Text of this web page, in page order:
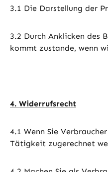
3.1 Die Darstellung der
3.2 Durch Anklicken des
kommt zustande, wenn
4. Widerrufsrecht
4.1 Wenn Sie
Tätigkeit zugerechnet